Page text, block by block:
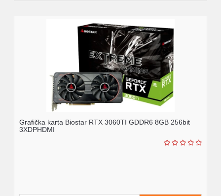
Grafička karta Biostar RTX 3060TI GDDR6 8GB 256bit
3XDPHDMI